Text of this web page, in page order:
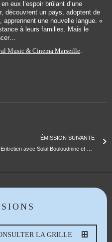
eux l’espoir brûlant d’une
découvrent un pays, adoptent de
une nouvelle langue. «
à leurs familles. Mais le
Music & Cinema Marseille
ÉMISSION SUIVANTE
LA GRILLE